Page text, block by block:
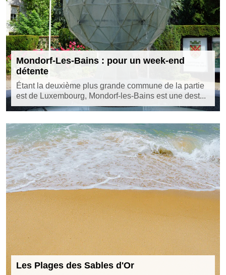
Mondorf-Les-Bains : pour un week-end
détente
Étant la deuxième plus grande commune de la partie
est de Luxembourg, Mondorf-les-Bains est une dest...
Les Plages des Sables d'Or